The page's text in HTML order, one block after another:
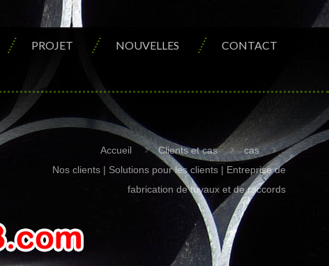
PROJET NOUVELLES CONTACT
Accueil Clients et cas
cas
Nos clients | Solutions pour les clients | Entreprise de
fabrication de tuyaux et de raccords